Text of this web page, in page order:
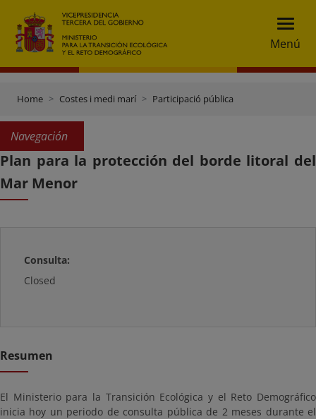
Menú
Home Costes i medi marí Participació pública
Navegación
Plan para la protección del borde litoral del
Mar Menor
Consulta:
Closed
Resumen
El Ministerio para la Transición Ecológica y el Reto Demográfico
inicia hoy un periodo de consulta pública de 2 meses durante el